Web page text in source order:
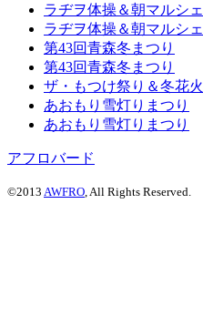
ラヂヲ体操＆朝マルシェ
ラヂヲ体操＆朝マルシェ
第43回青森冬まつり
第43回青森冬まつり
ザ・もつけ祭り＆冬花火
あおもり雪灯りまつり
あおもり雪灯りまつり
アフロバード
©2013 AWFRO , All Rights Reserved.